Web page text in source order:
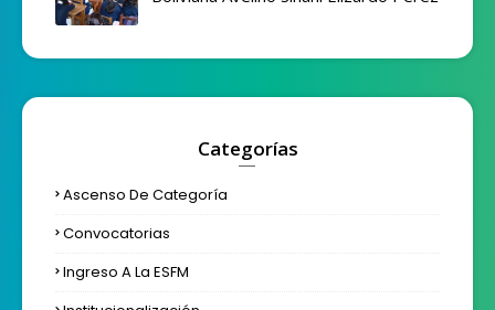
Categorías
Ascenso De Categoría
Convocatorias
Ingreso A La ESFM